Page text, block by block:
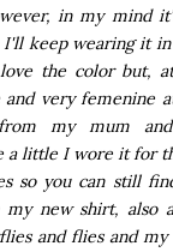
in my mind
keep wearing it
the color but,
very femenine
my mum
a little I wore it for
so you can still
new shirt, also
and flies and my